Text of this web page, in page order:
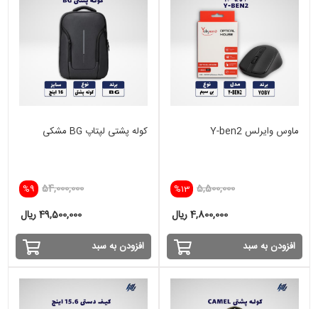
ماوس وایرلس Y-ben2
%13 5,500,000
4,800,000 ریال
افزودن به سبد
کوله پشتی لپتاپ BG مشکی
%9 54,000,000
49,500,000 ریال
افزودن به سبد